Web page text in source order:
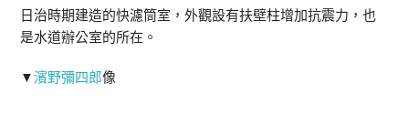
日治時期建造的快濾筒室，外觀設有扶壁柱增加抗震力，也
是水道辦公室的所在。
▼濱野彌四郎像